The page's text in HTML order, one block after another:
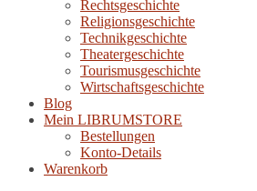
Rechtsgeschichte
Religionsgeschichte
Technikgeschichte
Theatergeschichte
Tourismusgeschichte
Wirtschaftsgeschichte
Blog
Mein LIBRUMSTORE
Bestellungen
Konto-Details
Warenkorb